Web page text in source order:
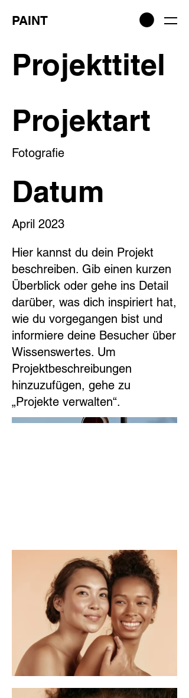
PAINT
Projekttitel
Projektart
Fotografie
Datum
April 2023
Hier kannst du dein Projekt
beschreiben. Gib einen kurzen
Überblick oder gehe ins Detail
darüber, was dich inspiriert hat,
wie du vorgegangen bist und
informiere deine Besucher über
Wissenswertes. Um
Projektbeschreibungen
hinzuzufügen, gehe zu
„Projekte verwalten“.